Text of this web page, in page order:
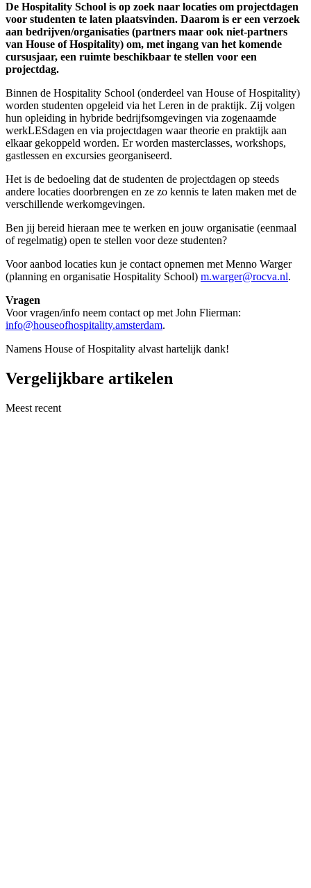
De Hospitality School is op zoek naar locaties om projectdagen
voor studenten te laten plaatsvinden. Daarom is er een verzoek
aan bedrijven/organisaties (partners maar ook niet-partners
van House of Hospitality) om, met ingang van het komende
cursusjaar, een ruimte beschikbaar te stellen voor een
projectdag.
Binnen de Hospitality School (onderdeel van House of Hospitality)
worden studenten opgeleid via het Leren in de praktijk. Zij volgen
hun opleiding in hybride bedrijfsomgevingen via zogenaamde
werkLESdagen en via projectdagen waar theorie en praktijk aan
elkaar gekoppeld worden. Er worden masterclasses, workshops,
gastlessen en excursies georganiseerd.
Het is de bedoeling dat de studenten de projectdagen op steeds
andere locaties doorbrengen en ze zo kennis te laten maken met de
verschillende werkomgevingen.
Ben jij bereid hieraan mee te werken en jouw organisatie (eenmaal
of regelmatig) open te stellen voor deze studenten?
Voor aanbod locaties kun je contact opnemen met Menno Warger
(planning en organisatie Hospitality School) m.warger@rocva.nl.
Vragen
Voor vragen/info neem contact op met John Flierman:
info@houseofhospitality.amsterdam.
Namens House of Hospitality alvast hartelijk dank!
Vergelijkbare artikelen
Meest recent